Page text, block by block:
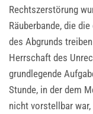
Rechtszerstörung
Räuberbande, die
des Abgrunds
Herrschaft des
grundlegende
Stunde, in der dem
nicht vorstellbar